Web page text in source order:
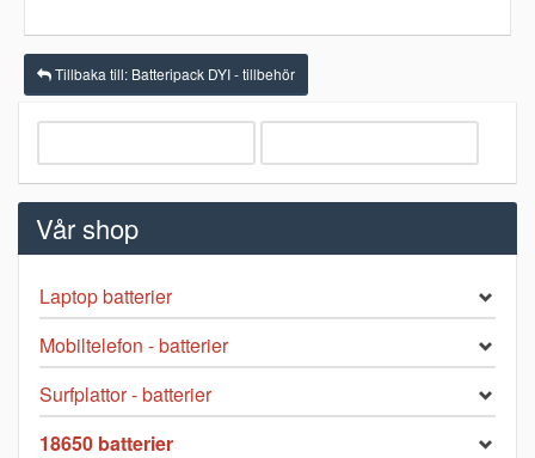
Tillbaka till: Batteripack DYI - tillbehör
Vår shop
Laptop batterier
Mobiltelefon - batterier
Surfplattor - batterier
18650 batterier